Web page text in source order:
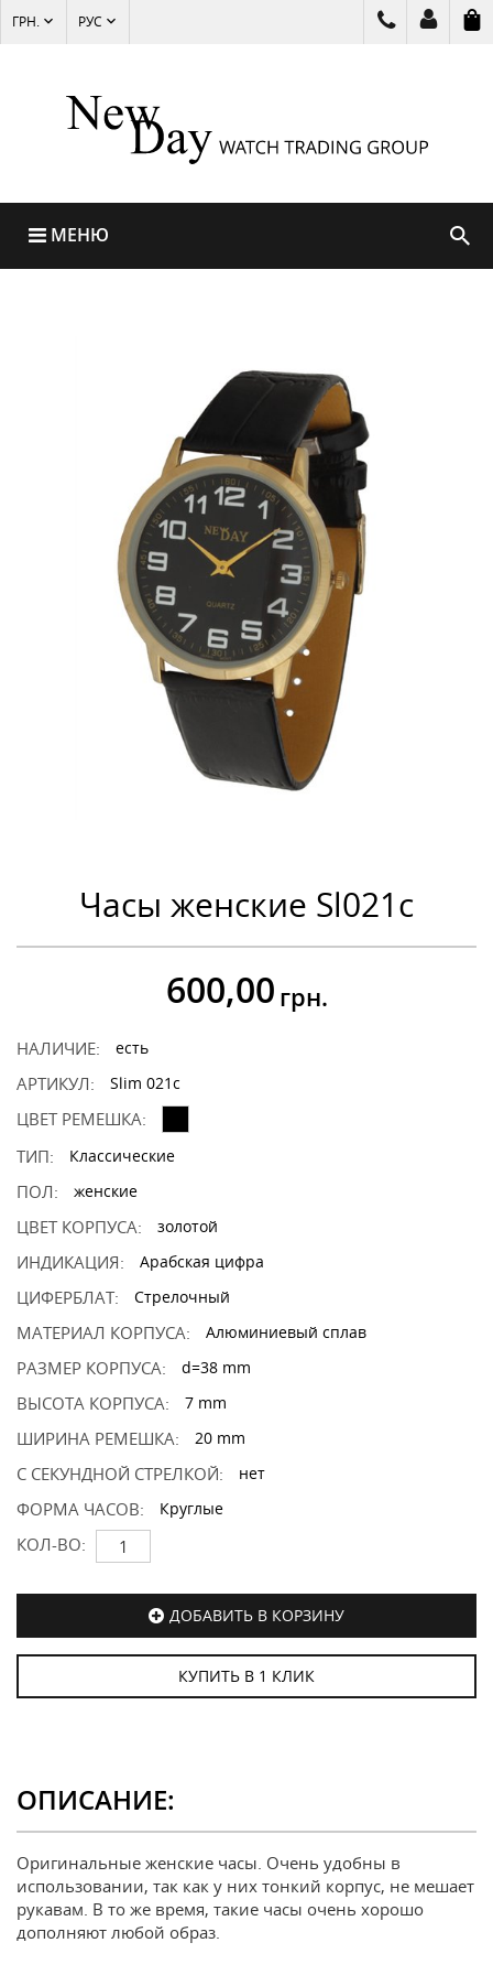
ГРН. РУС
МЕНЮ
Часы женские Sl021c
600,00 грн.
НАЛИЧИЕ: есть
АРТИКУЛ: Slim 021c
ЦВЕТ РЕМЕШКА:
ТИП:
Классические
ПОЛ: женские
ЦВЕТ КОРПУСА: золотой
ИНДИКАЦИЯ: Арабская цифра
ЦИФЕРБЛАТ: Стрелочный
МАТЕРИАЛ КОРПУСА: Алюминиевый сплав
РАЗМЕР КОРПУСА: d=38 mm
ВЫСОТА КОРПУСА: 7 mm
ШИРИНА РЕМЕШКА: 20 mm
С СЕКУНДНОЙ СТРЕЛКОЙ: нет
ФОРМА ЧАСОВ: Круглые
КОЛ-ВО:
ДОБАВИТЬ В КОРЗИНУ
КУПИТЬ В 1 КЛИК
ОПИСАНИЕ:
Оригинальные женские часы. Очень удобны в
использовании, так как у них тонкий корпус, не мешает
рукавам. В то же время, такие часы очень хорошо
дополняют любой образ.